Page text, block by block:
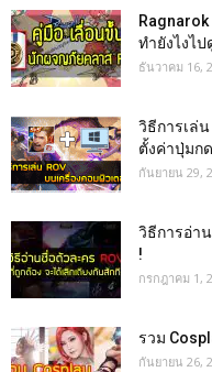
ทำยังไงไป
ธันวาคม 16,
วิธีการเล่น
ตั้งค่าปุ่มก
กันยายน 29,
วิธีการอ่า
!
กรกฎาคม 1,
รวม
กันยายน 26,